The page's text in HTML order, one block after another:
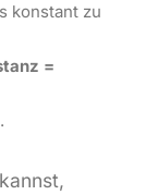
konstant zu
=